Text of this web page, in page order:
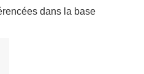
dans la base